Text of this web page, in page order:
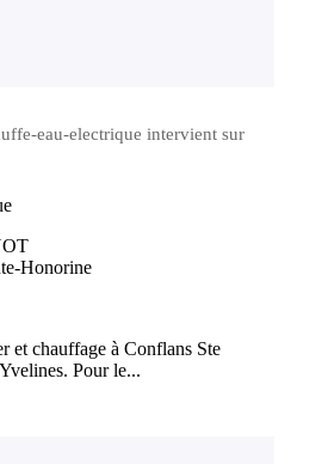
eau-electrique intervient sur
Honorine
et chauffage à Conflans Ste
Pour le...